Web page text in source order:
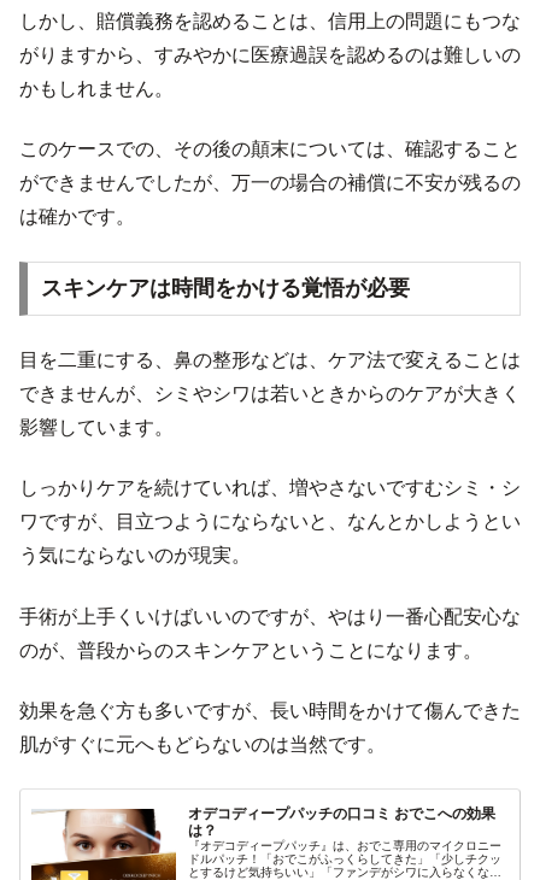
しかし、賠償義務を認めることは、信用上の問題にもつな
がりますから、すみやかに医療過誤を認めるのは難しいの
かもしれません。
このケースでの、その後の顛末については、確認すること
ができませんでしたが、万一の場合の補償に不安が残るの
は確かです。
スキンケアは時間をかける覚悟が必要
目を二重にする、鼻の整形などは、ケア法で変えることは
できませんが、シミやシワは若いときからのケアが大きく
影響しています。
しっかりケアを続けていれば、増やさないですむシミ・シ
ワですが、目立つようにならないと、なんとかしようとい
う気にならないのが現実。
手術が上手くいけばいいのですが、やはり一番心配安心な
のが、普段からのスキンケアということになります。
効果を急ぐ方も多いですが、長い時間をかけて傷んできた
肌がすぐに元へもどらないのは当然です。
オデコディープパッチの口コミ おでこへの効果
は？
『オデコディープパッチ』は、おでこ専用のマイクロニー
ドルパッチ！「おでこがふっくらしてきた」「少しチクッ
とするけど気持ちいい」「ファンデがシワに入らなくなっ